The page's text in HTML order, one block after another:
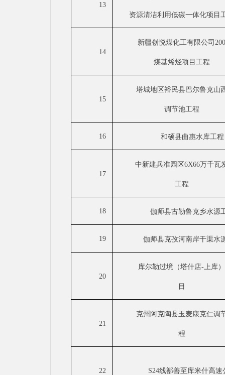
13
资源清洁利用低碳一体化项目
14
新疆创悦煤化工有限公司
煤基烯烃项目工程
15
塔城地区裕民县巴尔鲁克山
调节池工程
16 和硕县曲惠水库工程
17
中新建兵准园区6X66万千瓦
工程
18 伽师县古勒鲁克乡水源
19 伽师县克孜河南岸干渠水
20
库尔勒过境（塔什店-上库
目
21
克州阿克陶县玉麦康克仁调
程
22 S24线鄯善至库米什高速